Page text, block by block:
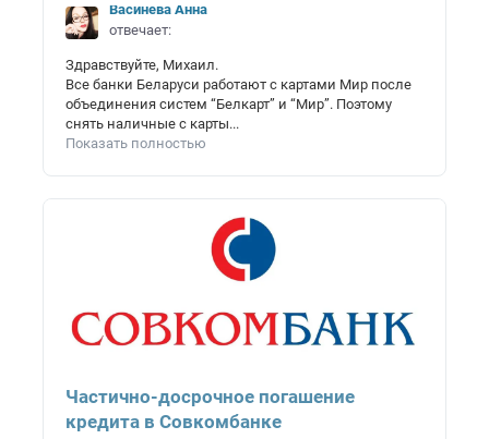
Васинёва Анна
отвечает:
Здравствуйте, Михаил.
Все банки Беларуси работают с картами Мир после
объединения систем “Белкарт” и “Мир”. Поэтому
снять наличные с карты...
Показать полностью
Частично-досрочное погашение
кредита в Совкомбанке